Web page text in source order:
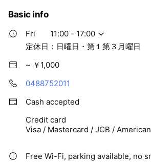
Basic info
Fri
11:00 - 17:00
定休日：日曜日・第１第３月曜日
~ ￥1,000
0488752011
Cash accepted
Credit card
Visa / Mastercard / JCB /
Free Wi-Fi, parking available, no